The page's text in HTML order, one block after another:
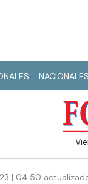
NACIONALES
| 04:50